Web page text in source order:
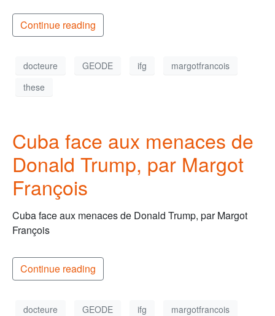
Continue reading
docteure GEODE ifg
margotfrancois
these
Cuba face aux menaces de
Donald Trump, par Margot
François
Cuba face aux menaces de Donald Trump, par Margot
François
Continue reading
docteure GEODE ifg
margotfrancois